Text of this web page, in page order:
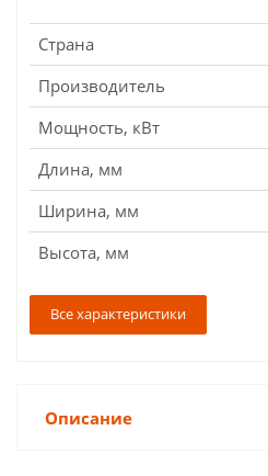
Страна
Производитель
Мощность, кВт
Длина, мм
Ширина, мм
Высота, мм
Все характеристики
Описание